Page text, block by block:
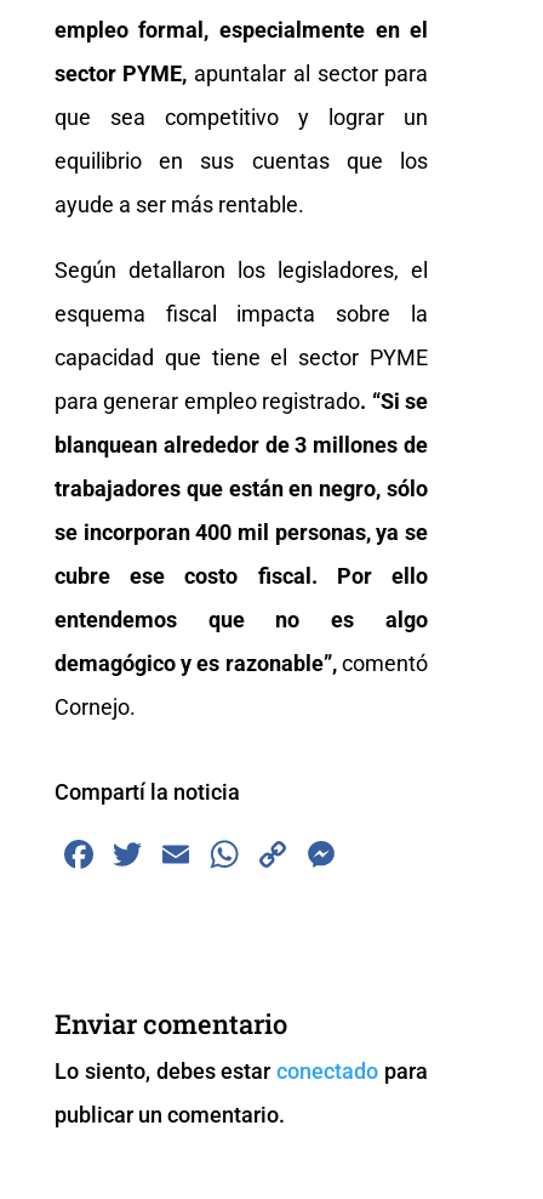
empleo formal, especialmente en el
sector PYME, apuntalar al sector para
que sea competitivo y lograr un
equilibrio en sus cuentas que los
ayude a ser más rentable.
Según detallaron los legisladores, el
esquema fiscal impacta sobre la
capacidad que tiene el sector PYME
para generar empleo registrado. “Si se
blanquean alrededor de 3 millones de
trabajadores que están en negro, sólo
se incorporan 400 mil personas, ya se
cubre ese costo fiscal. Por ello
entendemos que no es algo
demagógico y es razonable”,comentó
Cornejo.
Compartí la noticia
F
b
o
o
k
T
E
W
A
p
p
C
k
er
Enviar comentario
Lo siento, debes estarconectado para
publicar un comentario.